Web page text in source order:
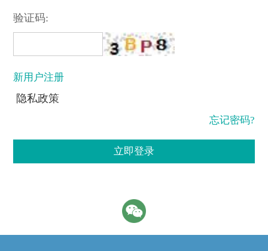
验证码:
新用户注册
隐私政策
忘记密码?
立即登录